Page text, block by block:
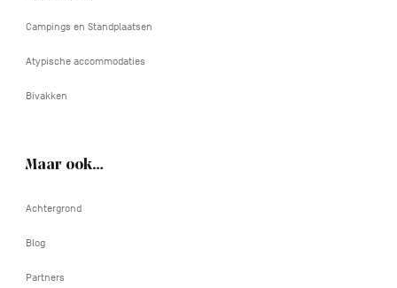
Campings en Standplaatsen
Atypische accommodaties
Bivakken
Maar ook…
Achtergrond
Blog
Partners